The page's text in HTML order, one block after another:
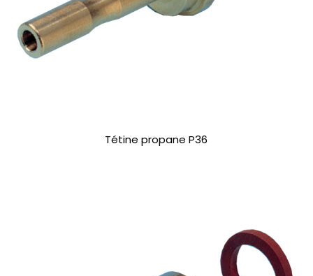
Tétine propane P36